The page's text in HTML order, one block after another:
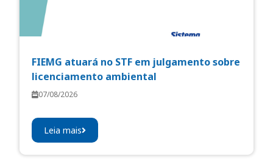
FIEMG atuará no STF em julgamento sobre
licenciamento ambiental
07/08/2026
Leia mais